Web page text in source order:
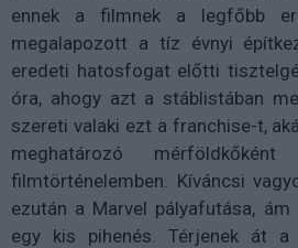
ennek a filmnek a legfőbb
megalapozott a tíz évnyi
eredeti hatosfogat előtti
óra, ahogy azt a stáblistában
szereti valaki ezt a franchise-t,
meghatározó
filmtörténelemben. Kíváncsi
ezután a Marvel pályafutása,
egy kis pihenés. Térjenek át a